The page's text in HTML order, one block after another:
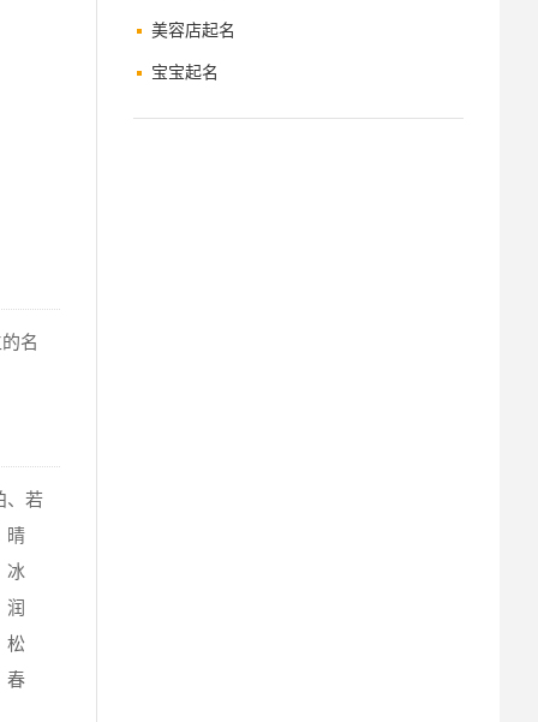
名
、若
晴
冰
润
松
春
美容店起名
宝宝起名